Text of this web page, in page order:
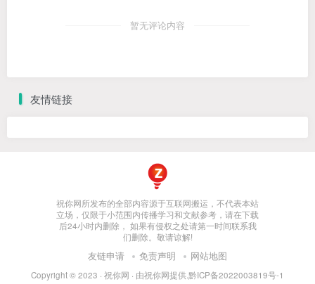
暂无评论内容
友情链接
祝你网所发布的全部内容源于互联网搬运，不代表本站
立场，仅限于小范围内传播学习和文献参考，请在下载
后24小时内删除， 如果有侵权之处请第一时间联系我
们删除。敬请谅解!
友链申请 免责声明 网站地图
Copyright © 2023 · 祝你网 · 由祝你网提供.黔ICP备2022003819号-1